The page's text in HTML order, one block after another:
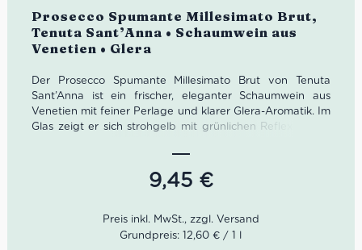
Prosecco Spumante Millesimato Brut,
Tenuta Sant’Anna • Schaumwein aus
Venetien • Glera
Der Prosecco Spumante Millesimato Brut von Tenuta
Sant’Anna ist ein frischer, eleganter Schaumwein aus
Venetien mit feiner Perlage und klarer Glera-Aromatik. Im
Glas zeigt er sich strohgelb mit grünlichen Reflexen und
floralen Noten. Ein lebendiger italienischer Prosecco Brut
– perfekt als Aperitif, zu Antipasti, Fischgerichten, Risotto
und allen Momenten, die ein bisschen mehr Glanz
Farbe: Strohgelb mit grünlichen Reflexen
9,45 €
mit5.00von
5
Grundpreis: 12,60 € / 1 l